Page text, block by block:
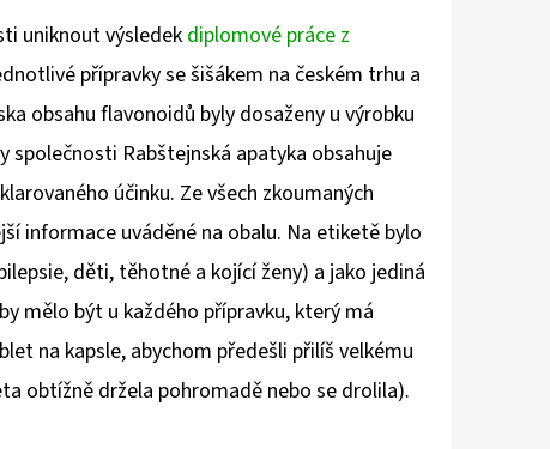
uniknout výsledekdiplomové práce z
přípravky se šišákem na českém trhu a
obsahu flavonoidů byly dosaženy u výrobku
společnosti Rabštejnská apatyka obsahuje
účinku. Ze všech zkoumaných
informace uváděné na obalu. Na etiketě bylo
děti, těhotné a kojící ženy) a jako jediná
mělo být u každého přípravku, který má
na kapsle, abychom předešli přilíš velkému
obtížně držela pohromadě nebo se drolila).